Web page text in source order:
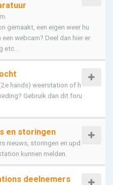
gemaakt, een eigen weer hu
webcam? Deel dan hier er
hands) weerstation of h
Gebruik dan dit foru
en storingen
nieuws, storingen en upd
kunnen melden.
deelnemers